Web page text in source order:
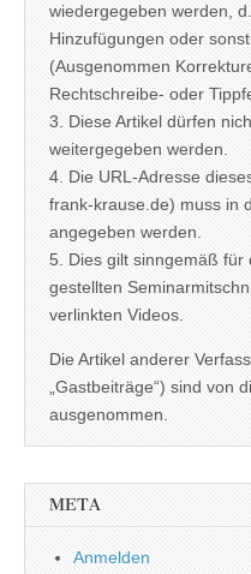
wiedergegeben werden,
Hinzufügungen oder
(Ausgenommen
Rechtschreibe- oder
3. Diese Artikel dürfen
weitergegeben werden.
4. Die URL-Adresse
frank-krause.de) muss in
angegeben werden.
5. Dies gilt sinngemäß für
gestellten
verlinkten Videos.
Die Artikel anderer
„Gastbeiträge“) sind von
ausgenommen.
META
Anmelden